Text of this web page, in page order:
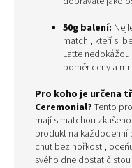
50g balení:
matchi, kteří si
Latte
poměr ceny a
Pro koho je určena
Ceremonial? Tento
mají s matchou
produkt na každodenní
chuť bez hořkosti,
svého dne dostat čistou